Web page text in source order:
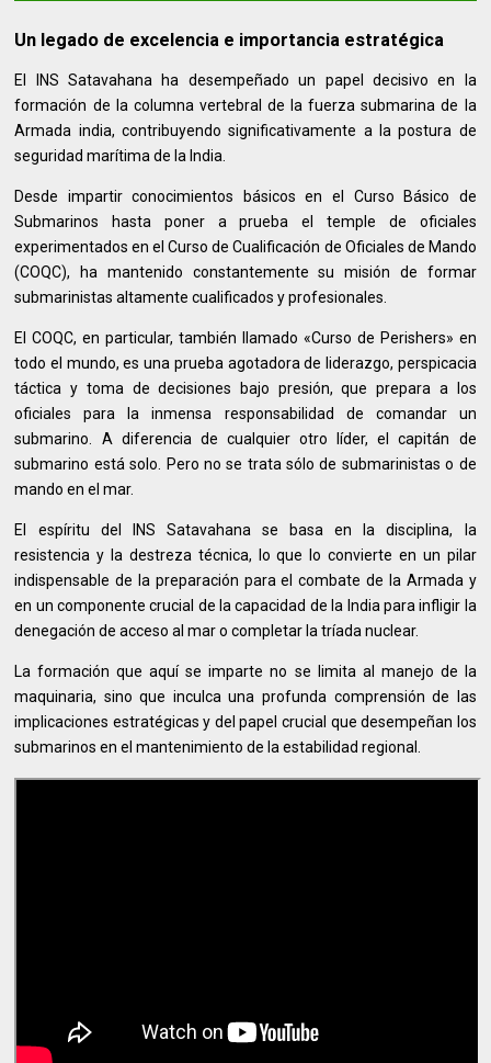
Un legado de excelencia e importancia estratégica
El INS Satavahana ha desempeñado un papel decisivo en la
formación de la columna vertebral de la fuerza submarina de la
Armada india, contribuyendo significativamente a la postura de
seguridad marítima de la India.
Desde impartir conocimientos básicos en el Curso Básico de
Submarinos hasta poner a prueba el temple de oficiales
experimentados en el Curso de Cualificación de Oficiales de Mando
(COQC), ha mantenido constantemente su misión de formar
submarinistas altamente cualificados y profesionales.
El COQC, en particular, también llamado «Curso de Perishers» en
todo el mundo, es una prueba agotadora de liderazgo, perspicacia
táctica y toma de decisiones bajo presión, que prepara a los
oficiales para la inmensa responsabilidad de comandar un
submarino. A diferencia de cualquier otro líder, el capitán de
submarino está solo. Pero no se trata sólo de submarinistas o de
mando en el mar.
El espíritu del INS Satavahana se basa en la disciplina, la
resistencia y la destreza técnica, lo que lo convierte en un pilar
indispensable de la preparación para el combate de la Armada y
en un componente crucial de la capacidad de la India para infligir la
denegación de acceso al mar o completar la tríada nuclear.
La formación que aquí se imparte no se limita al manejo de la
maquinaria, sino que inculca una profunda comprensión de las
implicaciones estratégicas y del papel crucial que desempeñan los
submarinos en el mantenimiento de la estabilidad regional.